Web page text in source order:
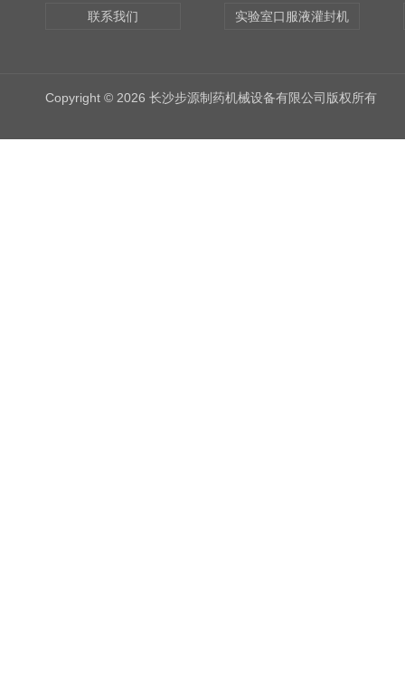
联系我们 实验室口服液灌封机
Copyright © 2026 长沙步源制药机械设备有限公司版权所有